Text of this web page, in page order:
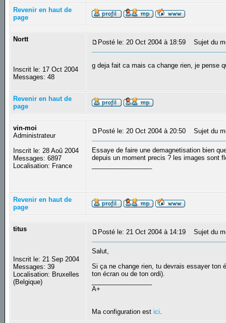
Revenir en haut de
page
Nortt
Inscrit le: 17 Oct 2004
Messages: 48
Posté le: 20 Oct 2004 à 18:59 Sujet du
g deja fait ca mais ca change rien, je pense
Revenir en haut de
page
vin-moi
Administrateur
Inscrit le: 28 Aoû 2004
Messages: 6897
Localisation: France
Posté le: 20 Oct 2004 à 20:50 Sujet du
Essaye de faire une demagnetisation bien
depuis un moment precis ? les images sont
Revenir en haut de
page
titus
Inscrit le: 21 Sep 2004
Messages: 39
Localisation: Bruxelles
(Belgique)
Posté le: 21 Oct 2004 à 14:19 Sujet du
Salut,
Si ça ne change rien, tu devrais essayer ton
ton écran ou de ton ordi).
A+
Ma configuration estici.